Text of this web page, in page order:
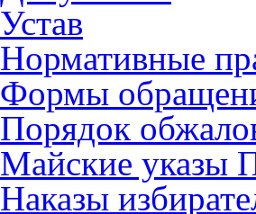
Устав
Нормативные
Формы
Порядок
Майские указы
Наказы